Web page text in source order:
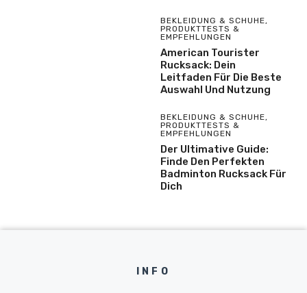
BEKLEIDUNG & SCHUHE,
PRODUKTTESTS &
EMPFEHLUNGEN
American Tourister
Rucksack: Dein
Leitfaden Für Die Beste
Auswahl Und Nutzung
BEKLEIDUNG & SCHUHE,
PRODUKTTESTS &
EMPFEHLUNGEN
Der Ultimative Guide:
Finde Den Perfekten
Badminton Rucksack Für
Dich
INFO